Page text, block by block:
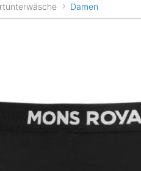
Damen